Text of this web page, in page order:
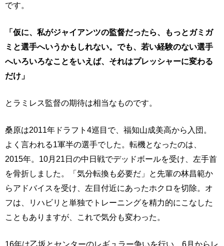
です。
「仮に、私がジャイアンツの監督だったら、もっとガミガ
ミと選手へいうかもしれない。でも、若い経験のない選手
へいろいろなことをいえば、それはプレッシャーに変わる
だけ」
とラミレス監督の期待は相当なものです。
桑原は2011年ドラフト4巡目で、福知山成美高から入団。
よく言われる1軍半の選手でした。転機となったのは、
2015年。10月21日の中日戦でデッドボールを受け、左手首
を骨折しました。「気分転換も必要だ」と先輩の林昌範か
らアドバイスを受け、左目付近にあったホクロを切除。オ
フは、リハビリと単独でトレーニングを精力的にこなした
こともありますが、これで気分も変わった。
16年は乙坂とセンターのレギュラー争いを行い、6月からレ